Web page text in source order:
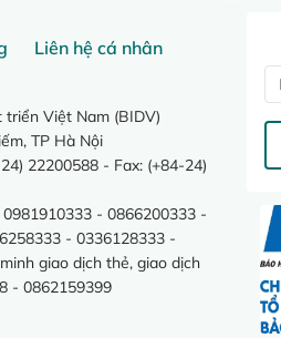
Liên hệ cá nhân
Việt Nam (BIDV)
TP Hà Nội
22200588 - Fax: (+84-24)
- 0866200333 -
- 0336128333 -
giao dịch thẻ, giao dịch
- 0862159399